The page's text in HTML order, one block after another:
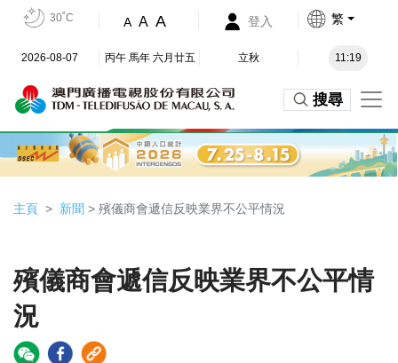
30˚C A A A 登入 繁
2026-08-07 丙午 馬年 六月廿五 立秋 11:19
搜尋
主頁 新聞 > 殯儀商會遞信反映業界不公平情況
殯儀商會遞信反映業界不公平情
況